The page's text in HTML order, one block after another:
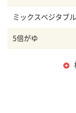
ミックスベジタブ
5倍がゆ